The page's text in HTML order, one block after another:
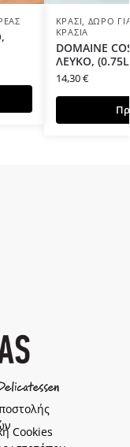
ΚΡΑΣΊ, ΔΏΡΟ
ΚΡΑΣΙΆ
DOMAINE
ΛΕΥΚΟ,
14,30€
Cookies